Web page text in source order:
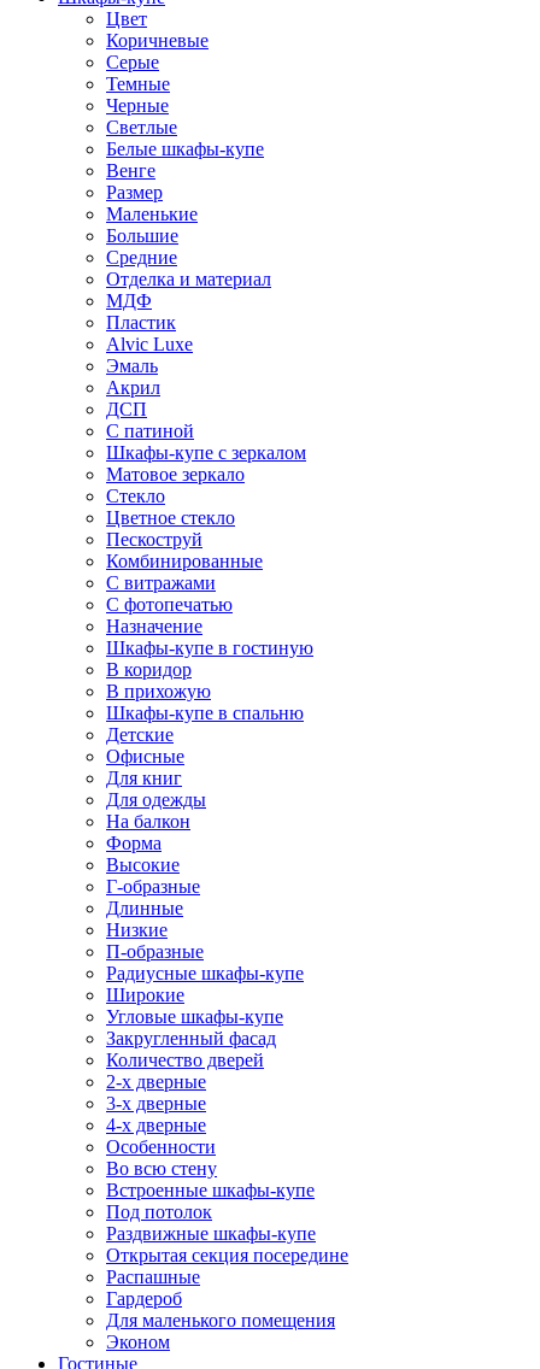
Цвет
Коричневые
Серые
Темные
Черные
Светлые
Белые шкафы-купе
Венге
Размер
Маленькие
Большие
Средние
Отделка и материал
МДФ
Пластик
Alvic Luxe
Эмаль
Акрил
ДСП
С патиной
Шкафы-купе с зеркалом
Матовое зеркало
Стекло
Цветное стекло
Пескоструй
Комбинированные
С витражами
С фотопечатью
Назначение
Шкафы-купе в гостиную
В коридор
В прихожую
Шкафы-купе в спальню
Детские
Офисные
Для книг
Для одежды
На балкон
Форма
Высокие
Г-образные
Длинные
Низкие
П-образные
Радиусные шкафы-купе
Широкие
Угловые шкафы-купе
Закругленный фасад
Количество дверей
2-х дверные
3-х дверные
4-х дверные
Особенности
Во всю стену
Встроенные шкафы-купе
Под потолок
Раздвижные шкафы-купе
Открытая секция посередине
Распашные
Гардероб
Для маленького помещения
Эконом
Гостиные